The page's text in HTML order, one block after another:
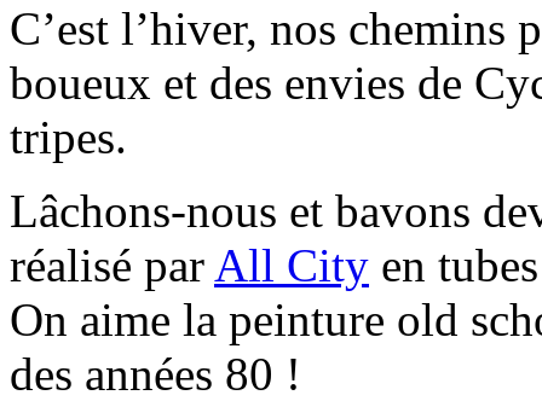
C’est l’hiver, nos chemins
boueux et des envies de
tripes.
Lâchons-nous et bavons
réalisé par All City en
On aime la peinture old
des années 80 !